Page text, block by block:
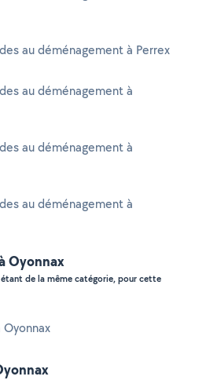
au déménagement à Perrex
au déménagement à
au déménagement à
au déménagement à
Oyonnax
de la même catégorie, pour cette